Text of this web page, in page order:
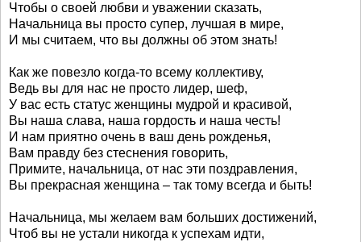
Чтобы о своей любви и уважении сказать,
Начальница вы просто супер, лучшая в мире,
И мы считаем, что вы должны об этом знать!
Как же повезло когда-то всему коллективу,
Ведь вы для нас не просто лидер, шеф,
У вас есть статус женщины мудрой и красивой,
Вы наша слава, наша гордость и наша честь!
И нам приятно очень в ваш день рожденья,
Вам правду без стеснения говорить,
Примите, начальница, от нас эти поздравления,
Вы прекрасная женщина – так тому всегда и быть!
Начальница, мы желаем вам больших достижений,
Чтоб вы не устали никогда к успехам идти,